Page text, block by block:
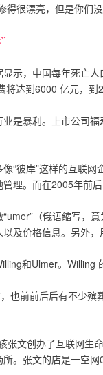
得很漂亮，但是你们
示，中国每年死亡
达到6000 亿元，到
是暴利。上市公司
“彼岸”这样的互联
理。而在2005年前
（俄语缩写，
及价格信息。另外
和Ulmer。Willing
也前前后后有不少
张文创办了互联网生
。张文的店是一空网